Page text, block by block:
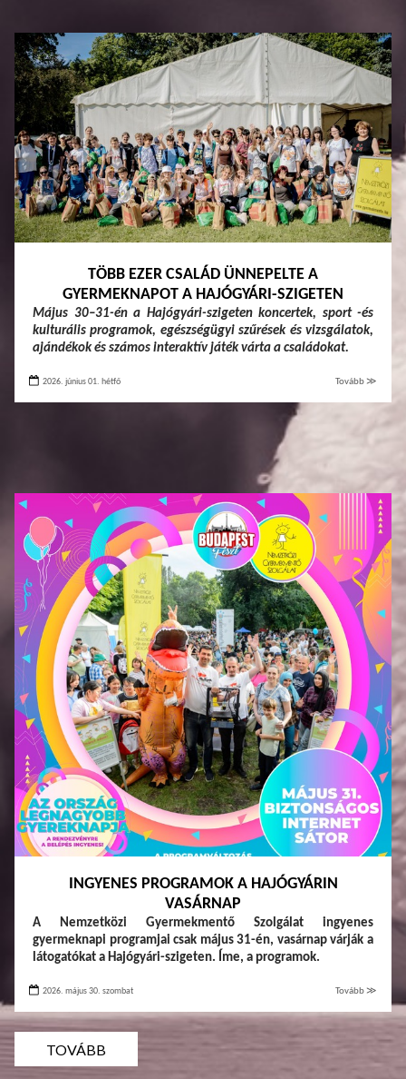
TÖBB EZER CSALÁD ÜNNEPELTE A
GYERMEKNAPOT A HAJÓGYÁRI-SZIGETEN
Május 30–31-én a Hajógyári-szigeten koncertek, sport -és
kulturális programok, egészségügyi szűrések és vizsgálatok,
ajándékok és számos interaktív játék várta a családokat.
2026. június 01. hétfő Tovább ≫
INGYENES PROGRAMOK A HAJÓGYÁRIN
VASÁRNAP
A Nemzetközi Gyermekmentő Szolgálat ingyenes
gyermeknapi programjai csak május 31-én, vasárnap várják a
látogatókat a Hajógyári-szigeten. Íme, a programok.
2026. május 30. szombat Tovább ≫
TOVÁBB